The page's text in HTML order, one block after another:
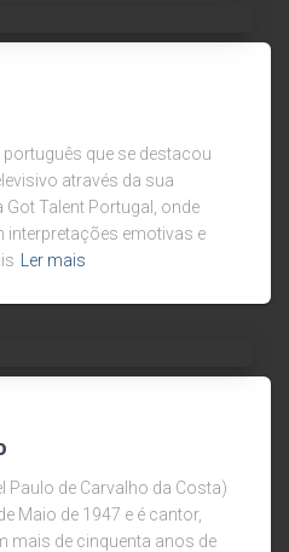
que se destacou
através da sua
Talent Portugal, onde
emotivas e
Ler mais
Paulo de Carvalho da Costa)
Maio de 1947 e é cantor,
de cinquenta anos de